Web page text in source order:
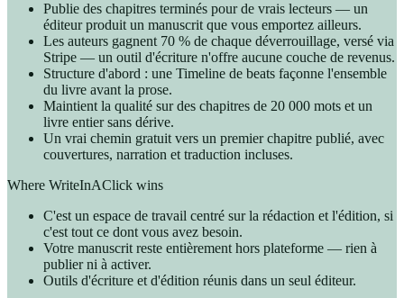
Publie des chapitres terminés pour de vrais lecteurs — un
éditeur produit un manuscrit que vous emportez ailleurs.
Les auteurs gagnent 70 % de chaque déverrouillage, versé via
Stripe — un outil d'écriture n'offre aucune couche de revenus.
Structure d'abord : une Timeline de beats façonne l'ensemble
du livre avant la prose.
Maintient la qualité sur des chapitres de 20 000 mots et un
livre entier sans dérive.
Un vrai chemin gratuit vers un premier chapitre publié, avec
couvertures, narration et traduction incluses.
Where WriteInAClick wins
C'est un espace de travail centré sur la rédaction et l'édition, si
c'est tout ce dont vous avez besoin.
Votre manuscrit reste entièrement hors plateforme — rien à
publier ni à activer.
Outils d'écriture et d'édition réunis dans un seul éditeur.